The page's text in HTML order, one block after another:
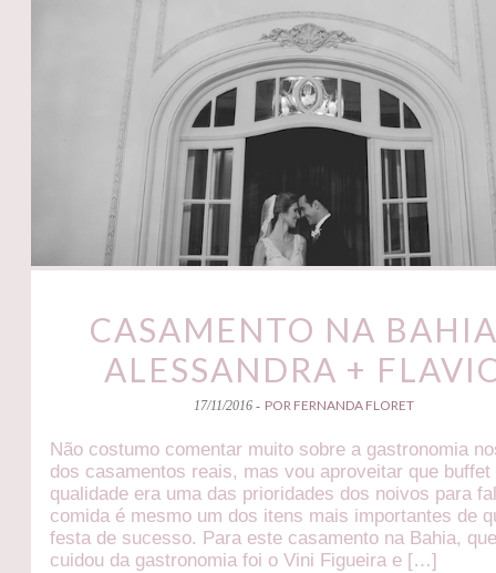
CASAMENTO NA
ALESSANDRA +
17/11/2016 - POR FERNANDA FLORET
Não costumo comentar muito sobre a gastronomia
dos casamentos reais, mas vou aproveitar que buffet
qualidade era uma das prioridades dos noivos para
comida é mesmo um dos itens mais importantes de
festa de sucesso. Para este casamento na Bahia,
cuidou da gastronomia foi o Vini Figueira e […]